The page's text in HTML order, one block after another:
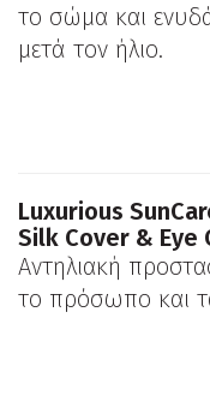
το σώμα και
μετά τον ήλιο.
Luxurious
Silk Cover & Eye
Αντηλιακή
το πρόσωπο και